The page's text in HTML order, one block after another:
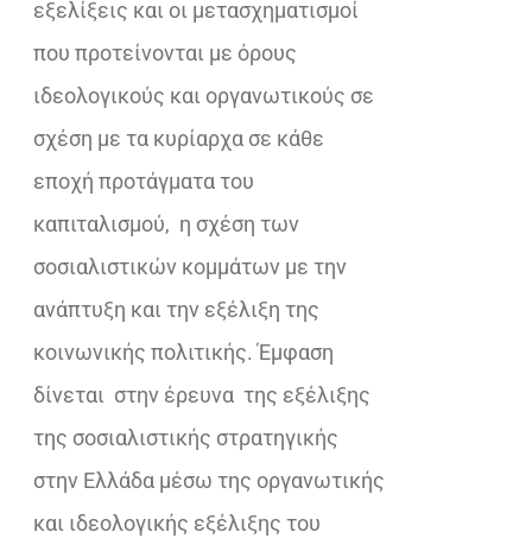
εξελίξεις και οι μετασχηματισμοί
που προτείνονται με όρους
ιδεολογικούς και οργανωτικούς σε
σχέση με τα κυρίαρχα σε κάθε
εποχή προτάγματα του
καπιταλισμού, η σχέση των
σοσιαλιστικών κομμάτων με την
ανάπτυξη και την εξέλιξη της
κοινωνικής πολιτικής. Έμφαση
δίνεται στην έρευνα της εξέλιξης
της σοσιαλιστικής στρατηγικής
στην Ελλάδα μέσω της οργανωτικής
και ιδεολογικής εξέλιξης του